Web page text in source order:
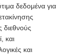
δεδομένα για
διεθνούς
και
και